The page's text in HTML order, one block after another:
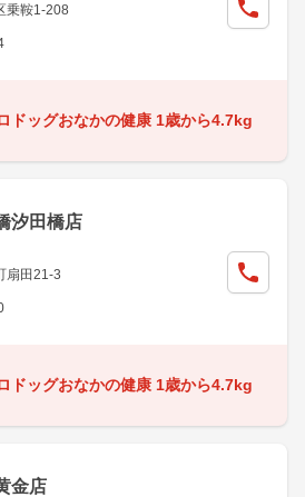
乗鞍1-208
ドッグおなかの健康 1歳から4.7kg
汐田橋店
扇田21-3
ドッグおなかの健康 1歳から4.7kg
金店